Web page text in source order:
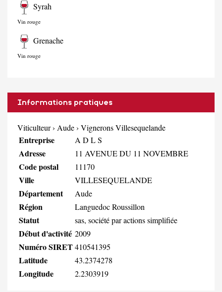
Syrah
Vin rouge
Grenache
Vin rouge
Informations pratiques
Viticulteur› Aude› Vignerons Villesequelande
Entreprise A D L S
Adresse 11 AVENUE DU 11 NOVEMBRE
Code postal 11170
Ville VILLESEQUELANDE
Département Aude
Région Languedoc Roussillon
Statut sas, société par actions simplifiée
Début d'activité 2009
Numéro SIRET410541395
Latitude 43.2374278
Longitude 2.2303919